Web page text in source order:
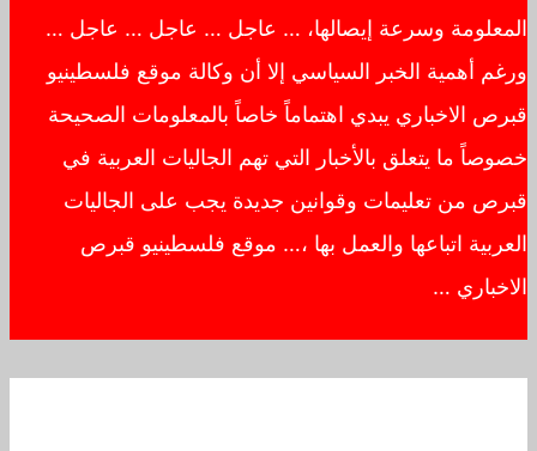
المعلومة وسرعة إيصالها، … عاجل … عاجل … عاجل …
ورغم أهمية الخبر السياسي إلا أن وكالة موقع فلسطينيو
قبرص الاخباري يبدي اهتماماً خاصاً بالمعلومات الصحيحة
خصوصاً ما يتعلق بالأخبار التي تهم الجاليات العربية في
قبرص من تعليمات وقوانين جديدة يجب على الجاليات
العربية اتباعها والعمل بها ،… موقع فلسطينيو قبرص
الاخباري …